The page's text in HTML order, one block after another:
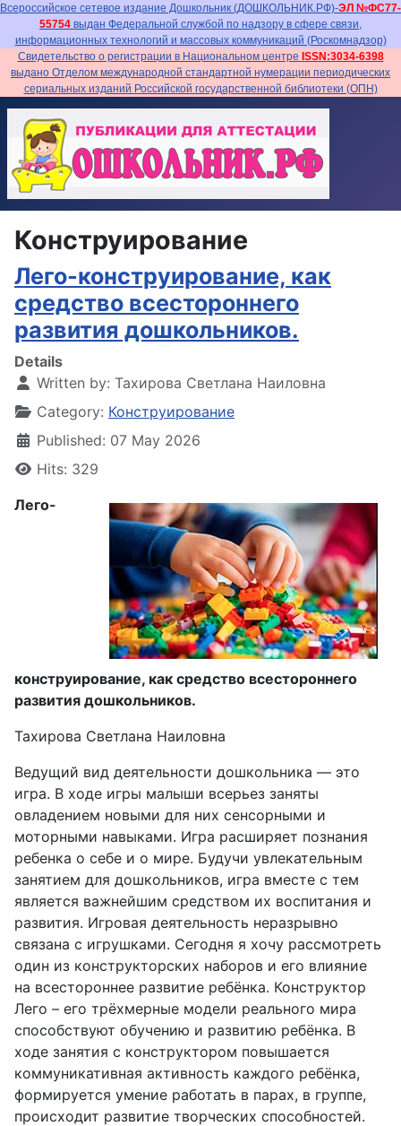
Всероссийское сетевое издание Дошкольник (ДОШКОЛЬНИК.РФ)-ЭЛ №ФС77-
55754 выдан Федеральной службой по надзору в сфере связи,
информационных технологий и массовых коммуникаций (Роскомнадзор)
Свидетельство о регистрации в Национальном центре ISSN:3034-6398
выдано Отделом международной стандартной нумерации периодических
сериальных изданий Российской государственной библиотеки (ОПН)
Конструирование
Лего-конструирование, как
средство всестороннего
развития дошкольников.
Details
Written by: Тахирова Светлана Наиловна
Category: Конструирование
Published: 07 May 2026
Hits: 329
Лего-
конструирование, как средство всестороннего
развития дошкольников.
Тахирова Светлана Наиловна
Ведущий вид деятельности дошкольника — это
игра. В ходе игры малыши всерьез заняты
овладением новыми для них сенсорными и
моторными навыками. Игра расширяет познания
ребенка о себе и о мире. Будучи увлекательным
занятием для дошкольников, игра вместе с тем
является важнейшим средством их воспитания и
развития. Игровая деятельность неразрывно
связана с игрушками. Сегодня я хочу рассмотреть
один из конструкторских наборов и его влияние
на всестороннее развитие ребёнка. Конструктор
Лего – его трёхмерные модели реального мира
способствуют обучению и развитию ребёнка. В
ходе занятия с конструктором повышается
коммуникативная активность каждого ребёнка,
формируется умение работать в парах, в группе,
происходит развитие творческих способностей.